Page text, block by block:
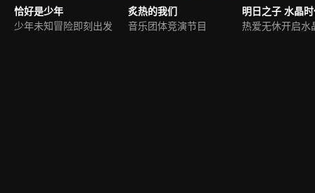
恰好是少年
少年未知冒险即刻出发
炙热的我们
音乐团体竞演节目
明日之子 水晶
热爱无休开启水